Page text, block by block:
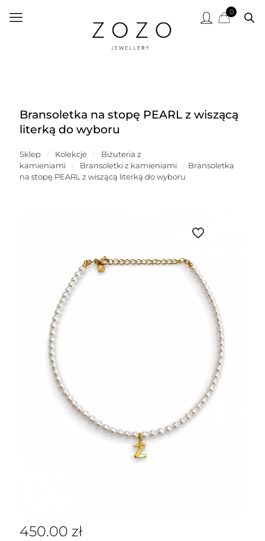
0
Bransoletka na stopę PEARL z wiszącą
literką do wyboru
Sklep / Kolekcje /
Biżuteria z
kamieniami
/ Bransoletki z kamieniami / Bransoletka
na stopę PEARL z wiszącą literką do wyboru
450.00 zł